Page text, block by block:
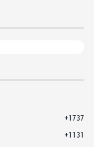
+1737
+1131